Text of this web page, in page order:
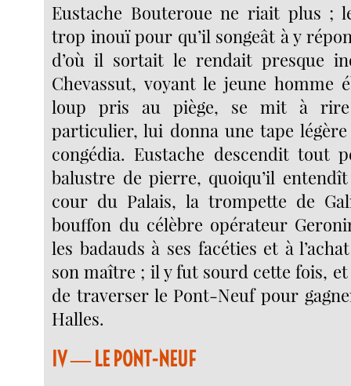
Eustache Bouteroue ne riait plus ;
trop inouï pour qu’il songeât à y
d’où il sortait le rendait presque
Chevassut, voyant le jeune homme
loup pris au piège, se mit à
particulier, lui donna une tape
congédia. Eustache descendit tout
balustre de pierre, quoiqu’il
cour du Palais, la trompette de
bouffon du célèbre opérateur
les badauds à ses facéties et à
son maître ; il y fut sourd cette fois,
de traverser le Pont-Neuf pour
Halles.
IV ― LE PONT-NEUF